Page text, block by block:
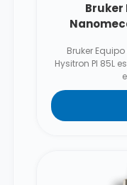
Bruker
Bruker
Hysitron PI 85L